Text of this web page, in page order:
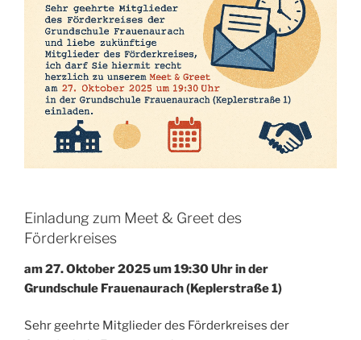
Einladung zum Meet & Greet des
Förderkreises
am 27. Oktober 2025 um 19:30 Uhr in der
Grundschule Frauenaurach (Keplerstraße 1)
Sehr geehrte Mitglieder des Förderkreises der